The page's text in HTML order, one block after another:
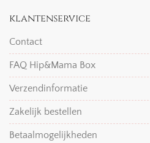
klantenservice
Contact
FAQ Hip&Mama Box
Verzendinformatie
Zakelijk bestellen
Betaalmogelijkheden